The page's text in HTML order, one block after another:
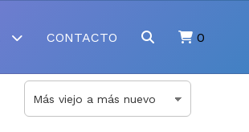
CONTACTO 0